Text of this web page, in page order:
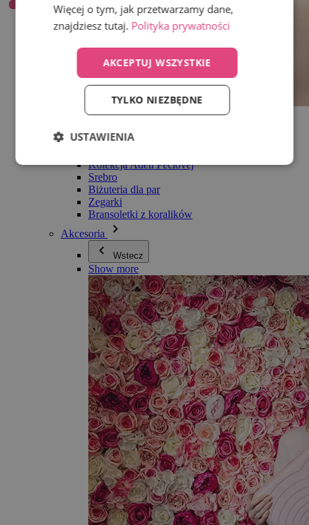
Wszystko w kategorii Biżuteria
Bransoletki
Kolekcja Adéli Pečlovej
Srebro
Biżuteria dla par
Zegarki
Bransoletki z koralików
Akcesoria
Wstecz
Show more
Więcej o tym, jak przetwarzamy dane,
znajdziesz tutaj. Polityka prywatności
AKCEPTUJ WSZYSTKIE
TYLKO NIEZBĘDNE
USTAWIENIA